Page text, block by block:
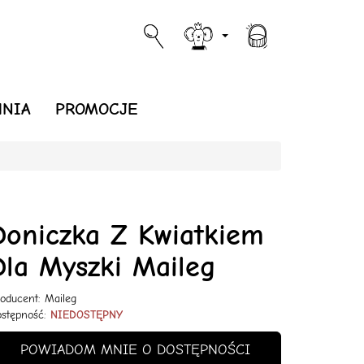
PROMOCJE
Z Kwiatkiem
Myszki Maileg
Maileg
NIEDOSTĘPNY
POWIADOM MNIE O DOSTĘPNOŚCI